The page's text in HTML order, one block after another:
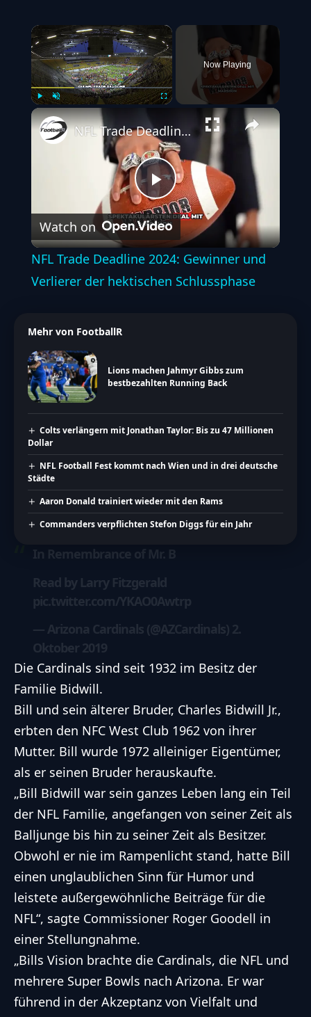
×
Play Unmute
Now Playing
Play
Video
NFL Trade Deadline 2024: Gewinner und Verlierer der hektischen Schlussphase
Watch on
NFL Trade Deadline 2024: Gewinner und
Verlierer der hektischen Schlussphase
Mehr von FootballR
Lions machen Jahmyr Gibbs zum
bestbezahlten Running Back
Colts verlängern mit Jonathan Taylor: Bis zu 47 Millionen
Dollar
NFL Football Fest kommt nach Wien und in drei deutsche
Städte
Aaron Donald trainiert wieder mit den Rams
Commanders verpflichten Stefon Diggs für ein Jahr
In Remembrance of Mr. B
Read by Larry Fitzgerald
pic.twitter.com/YKAO0Awtrp
— Arizona Cardinals (@AZCardinals) 2.
Oktober 2019
Die Cardinals sind seit 1932 im Besitz der
Familie Bidwill.
Bill und sein älterer Bruder, Charles Bidwill Jr.,
erbten den NFC West Club 1962 von ihrer
Mutter. Bill wurde 1972 alleiniger Eigentümer,
als er seinen Bruder herauskaufte.
„Bill Bidwill war sein ganzes Leben lang ein Teil
der NFL Familie, angefangen von seiner Zeit als
Balljunge bis hin zu seiner Zeit als Besitzer.
Obwohl er nie im Rampenlicht stand, hatte Bill
einen unglaublichen Sinn für Humor und
leistete außergewöhnliche Beiträge für die
NFL“, sagte Commissioner Roger Goodell in
einer Stellungnahme.
„Bills Vision brachte die Cardinals, die NFL und
mehrere Super Bowls nach Arizona. Er war
führend in der Akzeptanz von Vielfalt und